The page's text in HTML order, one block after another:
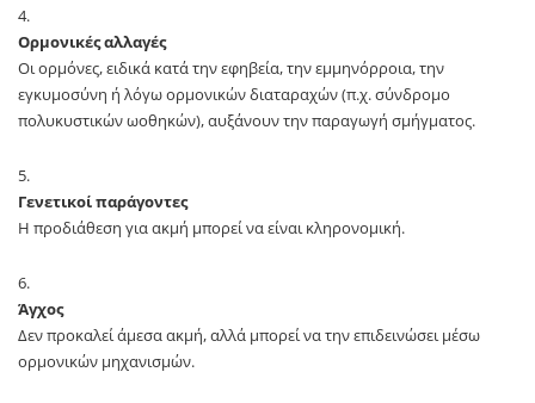
Ορμονικές αλλαγές
Οι ορμόνες, ειδικά κατά την εφηβεία, την εμμηνόρροια, την
εγκυμοσύνη ή λόγω ορμονικών διαταραχών (π.χ. σύνδρομο
πολυκυστικών ωοθηκών), αυξάνουν την παραγωγή σμήγματος.
Γενετικοί παράγοντες
Η προδιάθεση για ακμή μπορεί να είναι κληρονομική.
Άγχος
Δεν προκαλεί άμεσα ακμή, αλλά μπορεί να την επιδεινώσει μέσω
ορμονικών μηχανισμών.